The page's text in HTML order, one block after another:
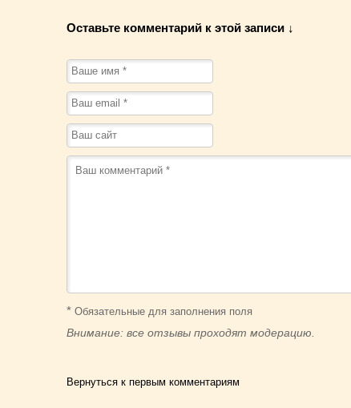
Оставьте комментарий к этой записи ↓
* Обязательные для заполнения поля
Внимание: все отзывы проходят модерацию.
Вернуться к первым комментариям